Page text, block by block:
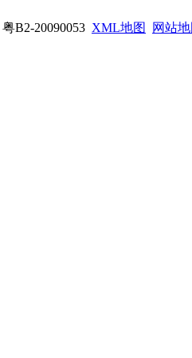
粤B2-20090053 XML地图 网站